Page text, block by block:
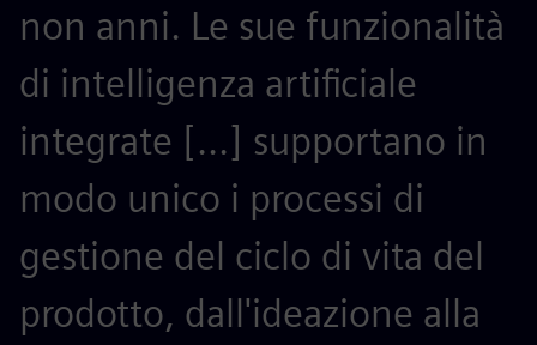
non anni. Le sue funzionalità
di intelligenza artificiale
integrate [...] supportano in
modo unico i processi di
gestione del ciclo di vita del
prodotto, dall'ideazione alla